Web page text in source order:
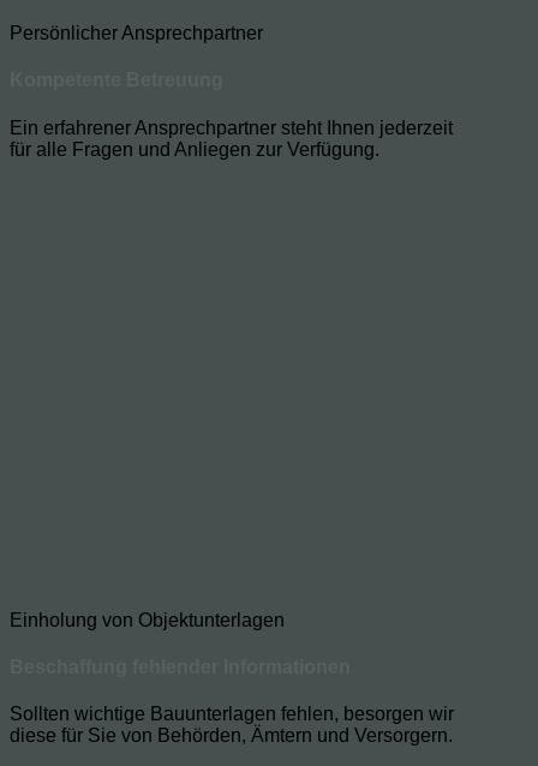
Persönlicher Ansprechpartner
Ein erfahrener Ansprechpartner steht Ihnen jederzeit
für alle Fragen und Anliegen zur Verfügung.
Einholung von Objektunterlagen
Sollten wichtige Bauunterlagen fehlen, besorgen wir
diese für Sie von Behörden, Ämtern und Versorgern.